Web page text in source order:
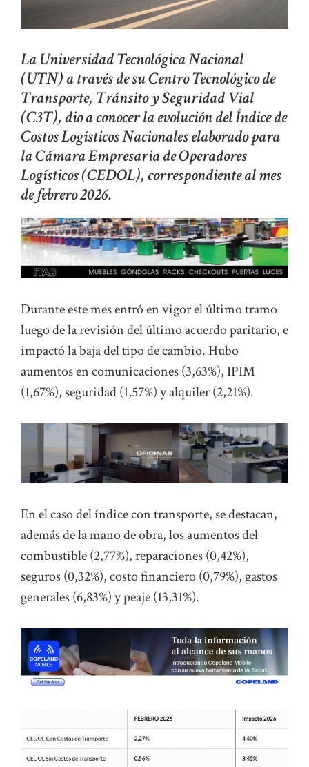
La Universidad Tecnológica Nacional
(UTN) a través de su Centro Tecnológico de
Transporte, Tránsito y Seguridad Vial
(C3T), dio a conocer la evolución del Índice de
Costos Logísticos Nacionales elaborado para
la Cámara Empresaria de Operadores
Logísticos (CEDOL), correspondiente al mes
de febrero 2026.
Durante este mes entró en vigor el último tramo
luego de la revisión del último acuerdo paritario, e
impactó la baja del tipo de cambio. Hubo
aumentos en comunicaciones (3,63%), IPIM
(1,67%), seguridad (1,57%) y alquiler (2,21%).
En el caso del índice con transporte, se destacan,
además de la mano de obra, los aumentos del
combustible (2,77%), reparaciones (0,42%),
seguros (0,32%), costo financiero (0,79%), gastos
generales (6,83%) y peaje (13,31%).